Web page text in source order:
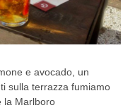
e avocado, un
sulla terrazza fumiamo
la Marlboro